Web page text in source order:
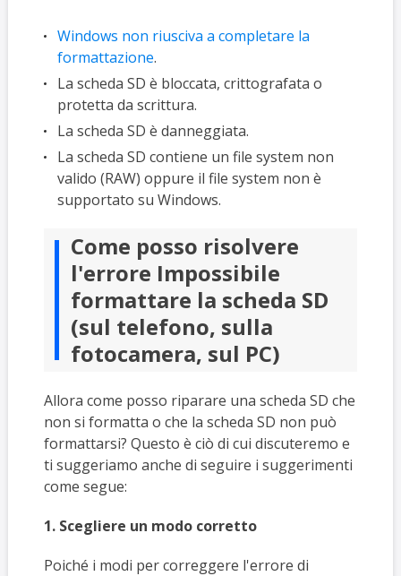
Windows non riusciva a completare la
formattazione.
La scheda SD è bloccata, crittografata o
protetta da scrittura.
La scheda SD è danneggiata.
La scheda SD contiene un file system non
valido (RAW) oppure il file system non è
supportato su Windows.
Come posso risolvere
l'errore Impossibile
formattare la scheda SD
(sul telefono, sulla
fotocamera, sul PC)
Allora come posso riparare una scheda SD che
non si formatta o che la scheda SD non può
formattarsi? Questo è ciò di cui discuteremo e
ti suggeriamo anche di seguire i suggerimenti
come segue:
1. Scegliere un modo corretto
Poiché i modi per correggere l'errore di